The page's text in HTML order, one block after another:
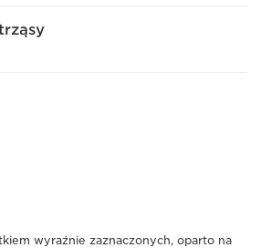
wyraźnie zaznaczonych, oparto na